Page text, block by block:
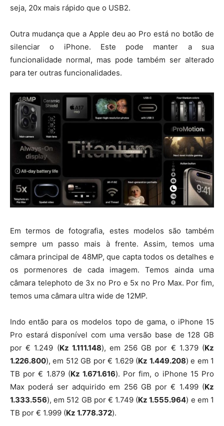
seja, 20x mais rápido que o USB2.
Outra mudança que a Apple deu ao Pro está no botão de
silenciar o iPhone. Este pode manter a sua
funcionalidade normal, mas pode também ser alterado
para ter outras funcionalidades.
Em termos de fotografia, estes modelos são também
sempre um passo mais à frente. Assim, temos uma
câmara principal de 48MP, que capta todos os detalhes e
os pormenores de cada imagem. Temos ainda uma
câmara telephoto de 3x no Pro e 5x no Pro Max. Por fim,
temos uma câmara ultra wide de 12MP.
Indo então para os modelos topo de gama, o iPhone 15
Pro estará disponível com uma versão base de 128 GB
por € 1.249 (Kz 1.111.148), em 256 GB por € 1.379 (Kz
1.226.800), em 512 GB por € 1.629 (Kz 1.449.208) e em 1
TB por € 1.879 (Kz 1.671.616). Por fim, o iPhone 15 Pro
Max poderá ser adquirido em 256 GB por € 1.499 (Kz
1.333.556), em 512 GB por € 1.749 (Kz 1.555.964) e em 1
TB por € 1.999 (Kz 1.778.372).